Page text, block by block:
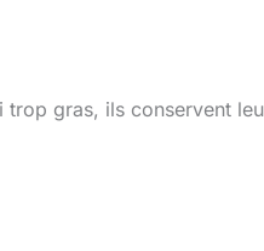
gras, ils conservent